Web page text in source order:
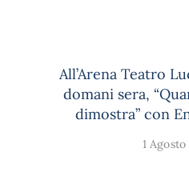
All’Arena Teatro
domani sera,
dimostra” con
1